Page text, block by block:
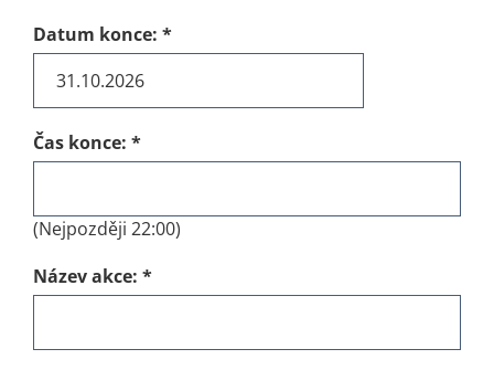
Datum konce: *
Čas konce: *
(Nejpozději 22:00)
Název akce: *